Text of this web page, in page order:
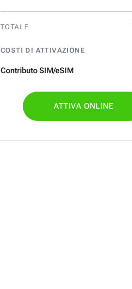
TOTALE
COSTI DI ATTIVAZIONE
Contributo SIM/eSIM
ATTIVA ONLINE